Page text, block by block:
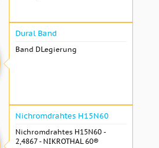
Dural Band
Band DLegierung
Nichromdrahtes H15N60
Nichromdrahtes H15N60 -
2,4867 - NIKROTHAL 60®